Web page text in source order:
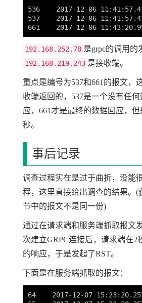
536    2017-12-06
537    2017-12-06
192.168.252.78 是grpc的调用的
192.168.219.243 是接收端。
重点是编号为537和661的报文，
收端返回的，537是一个没有任
应，661才是最终的数据回应，
秒。
事后记录
调查过程实在是过于曲折，没能
程，这里直接给出调查的结果。(
节中的报文不是同一份)
通过在请求端和服务端抓取报文
次建立GRPC连接后，请求端在2
的响应，于是发起了RST。
下面是在服务端抓取的报文：
64    2017-12-07